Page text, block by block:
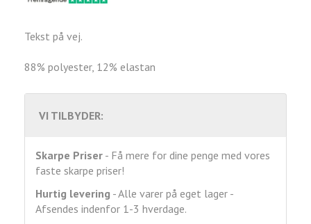
Tekst på vej.
88% polyester, 12% elastan
VI TILBYDER:
Skarpe Priser - Få mere for dine penge med vores
faste skarpe priser!
Hurtig levering - Alle varer på eget lager -
Afsendes indenfor 1-3 hverdage.